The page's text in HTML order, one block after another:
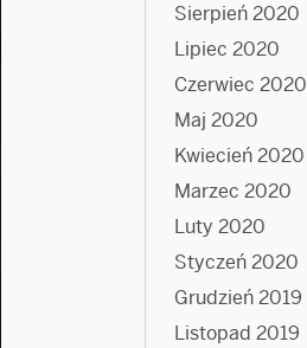
Sierpień 2020
Lipiec 2020
Czerwiec 2020
Maj 2020
Kwiecień 2020
Marzec 2020
Luty 2020
Styczeń 2020
Grudzień 2019
Listopad 2019